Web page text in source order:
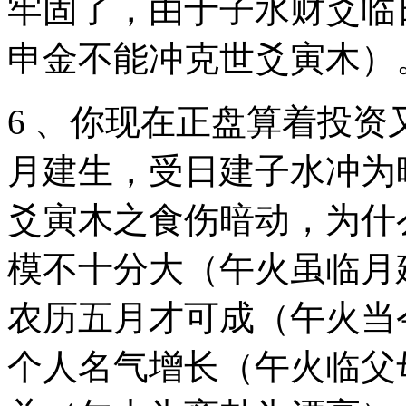
牢固了，由于子水财爻
申金不能冲克世爻寅木）
6 、你现在正盘算着投
月建生，受日建子水冲
爻寅木之食伤暗动，为
模不十分大（午火虽临
农历五月才可成（午火
个人名气增长（午火临